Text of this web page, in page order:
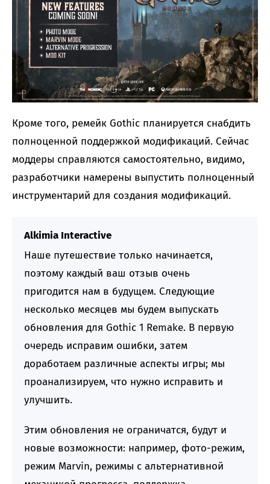
Кроме того, ремейк Gothic планируется снабдить
полноценной поддержкой модификаций. Сейчас
моддеры справляются самостоятельно, видимо,
разработчики намерены выпустить полноценный
инструментарий для создания модификаций.
Alkimia Interactive
Наше путешествие только начинается,
поэтому каждый ваш отзыв очень
пригодится нам в будущем. Следующие
несколько месяцев мы будем выпускать
обновления для Gothic 1 Remake. В первую
очередь исправим ошибки, затем
доработаем различные аспекты игры; мы
проанализируем, что нужно исправить и
улучшить.
Этим обновления не ограничатся, будут и
новые возможности: например, фото-режим,
режим Marvin, режимы с альтернативной